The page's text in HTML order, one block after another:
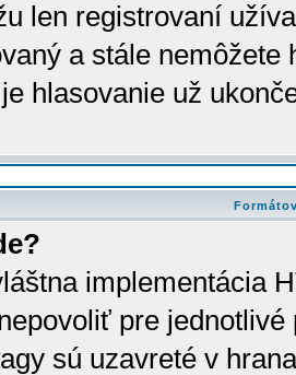
len registrovaní
a stále
hlasovanie už
implementácia
pre
sú uzavreté v